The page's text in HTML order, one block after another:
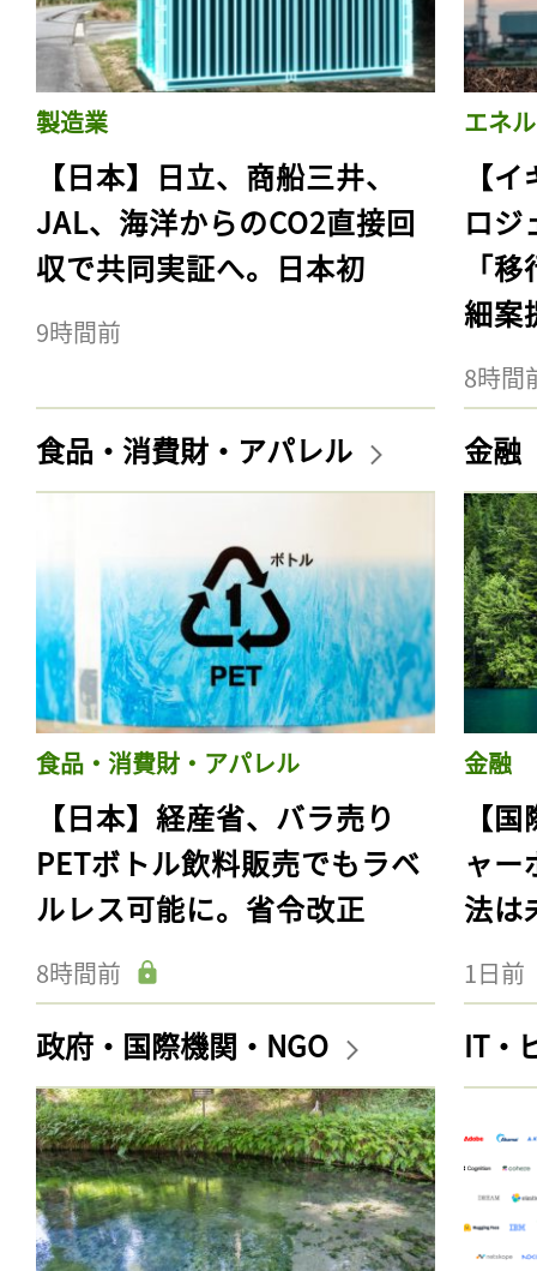
製造業
【日本】日立、商船三井、
JAL、海洋からのCO2直接回
収で共同実証へ。日本初
9時間前
エネ
【
ロジ
「
細案
8時間
食品・消費財・アパレル
食品・消費財・アパレル
【日本】経産省、バラ売り
PETボトル飲料販売でもラベ
ルレス可能に。省令改正
8時間前
金融
金融
【
ャー
法は
1日前
政府・国際機関・NGO IT・